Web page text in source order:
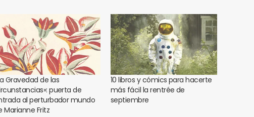
Gravedad de las
puerta de
al perturbador mundo
Marianne Fritz
10 libros y cómics para hacerte
más fácil la rentrée de
septiembre